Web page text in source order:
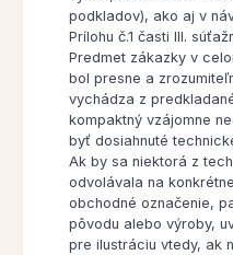
podkladov), ako aj v
Prílohu č.1 časti III.
Predmet zákazky v
bol presne a
vychádza z
kompaktný vzájomne
byť dosiahnuté
Ak by sa niektorá z
odvolávala na
obchodné označenie,
pôvodu alebo výroby,
pre ilustráciu vtedy, ak